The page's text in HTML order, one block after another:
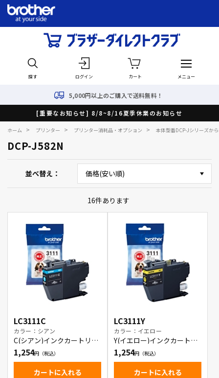
探す ログイン カート メニュー
5,000円以上のご購入で送料無料！
[重要なお知らせ] 8/8~8/16夏季休業のお知らせ
ホーム > プリンター > プリンター消耗品・オプション > 本体型番DCP-Jシリーズか
DCP-J582N
並べ替え
16件あります
LC3111C
カラー：シアン
C(シアン)インクカートリッ
ジ
1,254
カートに入れる
LC3111Y
カラー：イエロー
Y(イエロー)インクカートリ
ッジ
1,254
カートに入れる